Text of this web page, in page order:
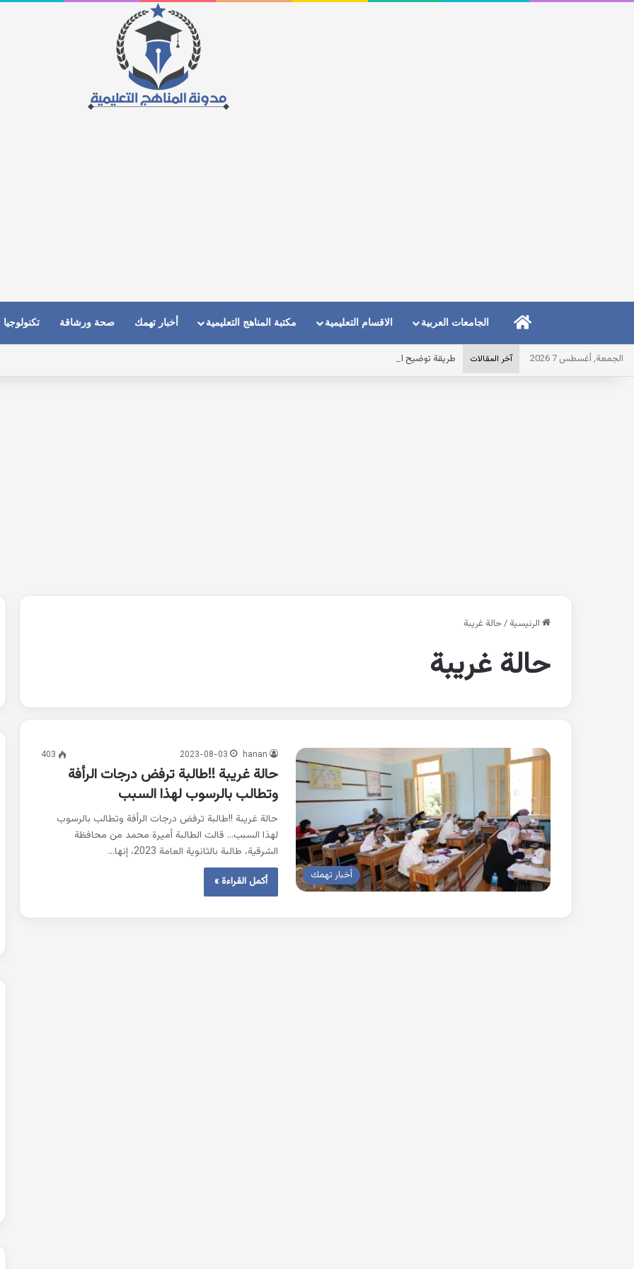
الرئيسيةالجامعات العربية الاقسام التعليمية مكتبة المناهج التعليمية أخبار تهمك صحة ورشاقة تكنولوجيا
الجمعة, أغسطس 7 2026 آخر المقالات طريقة توضيح المايك عند استخدام السماعات عندما يكون الصوت بعيد وقت المكالمات
الرئيسية /حالة غريبة
حالة غريبة
أخبار تهمك
hanan
2023-08-03
403
حالة غريبة !!طالبة ترفض درجات الرأفة
وتطالب بالرسوب لهذا السبب
حالة غريبة !!طالبة ترفض درجات الرأفة وتطالب بالرسوب
لهذا السبب… قالت الطالبة أميرة محمد من محافظة
الشرقية، طالبة بالثانوية العامة 2023، إنها…
أكمل القراءة »